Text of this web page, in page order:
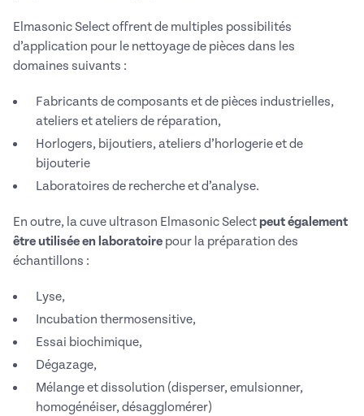
Elmasonic Select offrent de multiples possibilités
d’application pour le nettoyage de pièces dans les
domaines suivants :
Fabricants de composants et de pièces industrielles,
ateliers et ateliers de réparation,
Horlogers, bijoutiers, ateliers d’horlogerie et de
bijouterie
Laboratoires de recherche et d’analyse.
En outre, la cuve ultrason Elmasonic Select peut également
être utilisée en laboratoire pour la préparation des
échantillons :
Lyse,
Incubation thermosensitive,
Essai biochimique,
Dégazage,
Mélange et dissolution (disperser, emulsionner,
homogénéiser, désagglomérer)